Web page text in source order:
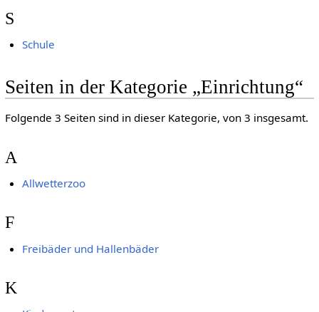
S
Schule
Seiten in der Kategorie „Einrichtung“
Folgende 3 Seiten sind in dieser Kategorie, von 3 insgesamt.
A
Allwetterzoo
F
Freibäder und Hallenbäder
K